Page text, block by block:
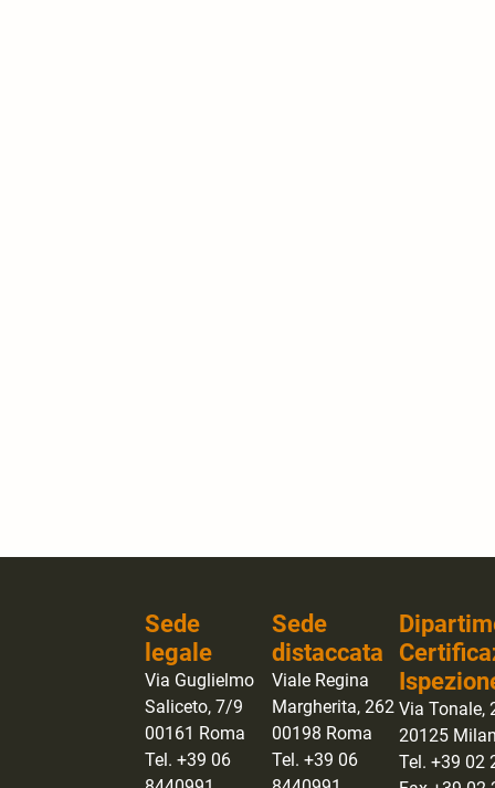
Sede
legale
Via Guglielmo
Saliceto, 7/9
00161 Roma
Tel. +39 06
Sede
distaccata
Viale Regina
Margherita, 262
00198 Roma
Tel. +39 06
Via Tonale,
20125
Tel. +39 02